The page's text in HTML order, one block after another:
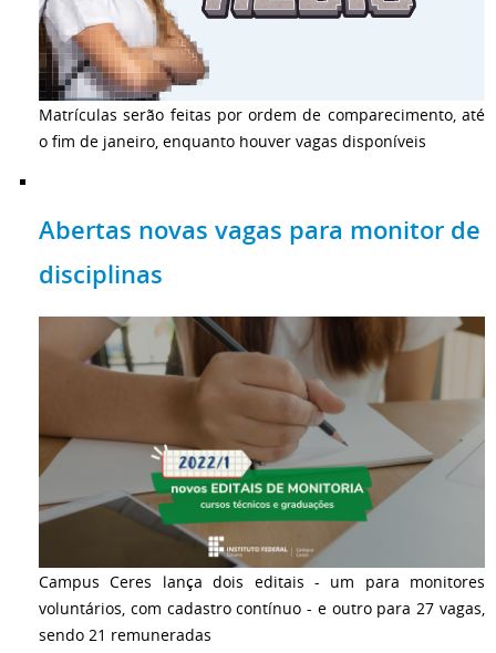
Matrículas serão feitas por ordem de comparecimento, até
o fim de janeiro, enquanto houver vagas disponíveis
Abertas novas vagas para monitor de
disciplinas
Campus Ceres lança dois editais - um para monitores
voluntários, com cadastro contínuo - e outro para 27 vagas,
sendo 21 remuneradas